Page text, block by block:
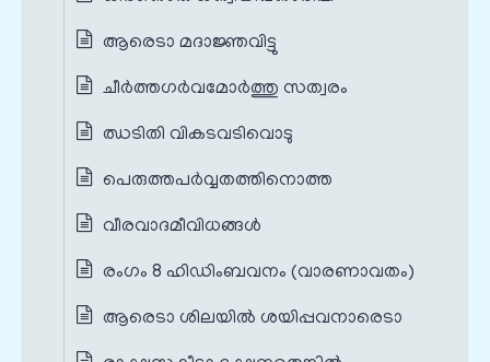
ആരെടാ മദാജ്ഞവിട്ടു
ചീർത്തഗർവമോർത്തു സത്വരം
ഝടിതി വികടവടിവൊടു
പെരുത്തപർവ്വതത്തിനൊത്ത
വീരവാദമീവിധങ്ങൾ
രംഗം 8 ഹിഡിംബവനം (വാരണാവതം)
ആരെടാ ശിലയിൽ ശയിപ്പവനാരെടാ